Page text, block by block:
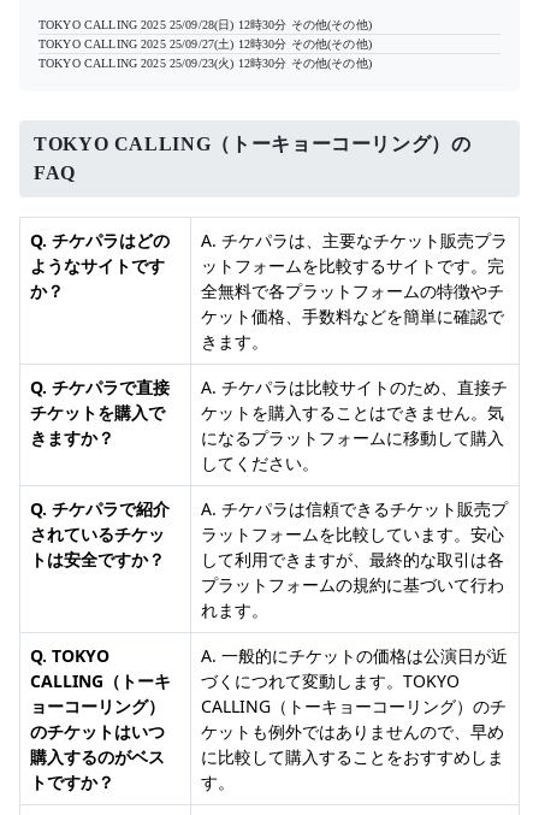
TOKYO CALLING 2025 25/09/28(日) 12時30分 その他(その他)
TOKYO CALLING 2025 25/09/27(土) 12時30分 その他(その他)
TOKYO CALLING 2025 25/09/23(火) 12時30分 その他(その他)
TOKYO CALLING（トーキョーコーリング）の
FAQ
Q. チケパラはどの
ようなサイトです
か？
A. チケパラは、主要なチケット販売プラ
ットフォームを比較するサイトです。完
全無料で各プラットフォームの特徴やチ
ケット価格、手数料などを簡単に確認で
きます。
Q. チケパラで直接
チケットを購入で
きますか？
A. チケパラは比較サイトのため、直接チ
ケットを購入することはできません。気
になるプラットフォームに移動して購入
してください。
Q. チケパラで紹介
されているチケッ
トは安全ですか？
A. チケパラは信頼できるチケット販売プ
ラットフォームを比較しています。安心
して利用できますが、最終的な取引は各
プラットフォームの規約に基づいて行わ
れます。
Q. TOKYO
CALLING（トーキ
ョーコーリング）
のチケットはいつ
購入するのがベス
トですか？
A. 一般的にチケットの価格は公演日が近
づくにつれて変動します。TOKYO
CALLING（トーキョーコーリング）のチ
ケットも例外ではありませんので、早め
に比較して購入することをおすすめしま
す。